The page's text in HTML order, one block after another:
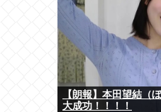
【朗報】本田望結（
大成功！！！！